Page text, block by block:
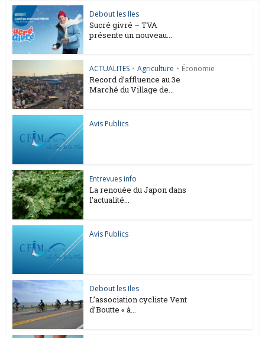
Debout les Iles
Sucré givré – TVA
présente un nouveau...
ACTUALITES • Agriculture • Économie
Record d’affluence au 3e
Marché du Village de...
Avis Publics
Entrevues info
La renouée du Japon dans
l’actualité...
Avis Publics
Debout les Iles
L’association cycliste Vent
d’Boutte « à...